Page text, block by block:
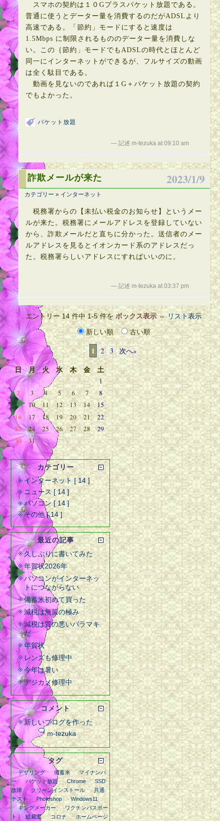
スマホの契約は１０Gプラスパケット放題である。
普通に使うとデーター量を消費するのだがADSLより
高速である。「節約」モードにすると速度は
1.5Mbps に制限されるもののデーター量を消費しな
い。この｛節約」モードでもADSLの時代とほとんど
同一にインターネットができるが、フルサイズの動画
は全く駄目である。
動画を見ないのであれば１G＋パケット放題の契約
でもよかった。
パケット放題
— 記述 m-tezuka at 09:10 am
詐欺メールが来た 2023/1/9
カテゴリー » インターネット
税務署からの【未払い税金のお知らせ】というメー
ルが来た。税務署にメールアドレスを登録していない
から、詐欺メールだと直ちに分かった。送信者のメー
ルアドレスを見るとイオンカード系のアドレスだっ
た。税務署らしいアドレスにすればいいのに。
— 記述 m-tezuka at 03:37 pm
エントリー 14 件中 1-5 件をボックス表示 ⇔リスト表示
新しい順
古い順
1 2 3 次へ»
日 月 火 水 木 金 土
1
2
3 4 5 6 7 8
9 10 11 12 13 14
15
16
17 18 19 20 21
22
23
24 25 26 27 28
29
30
31
カテゴリー
インターネット [ 14 ]
ニュース [ 14 ]
パソコン [ 14 ]
その他 [ 14 ]
最近の記事
久しぶりに書いてみた
年賀状2026年
パソコンがインターネッ
トにつながらない
備蓄米初めて買った
減税は無策の極み
減税は質の悪いバラマキ
だ
年賀状
レンズも修理中
今年は暑い
デジカメ修理中
コメント
新しいブログを作った
m-tezuka
タグ
デザリング 備蓄米
マイナンバ
ー
パケット放題 Chrome
SSD
故障
クリーンインストール
共通
テスト
Photoshop
Windows11
キングメーカー
ワクチンパスポー
ト
総裁選 コロナ ホームページ